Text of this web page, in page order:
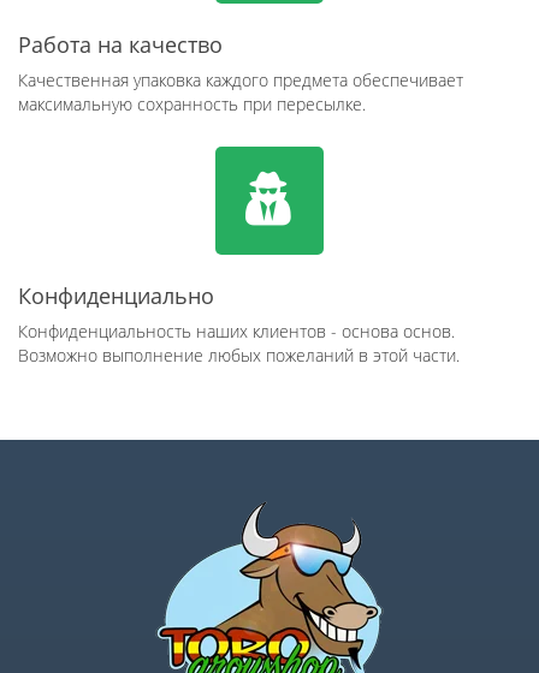
Работа на качество
Качественная упаковка каждого предмета обеспечивает
максимальную сохранность при пересылке.
Конфиденциально
Конфиденциальность наших клиентов - основа основ.
Возможно выполнение любых пожеланий в этой части.